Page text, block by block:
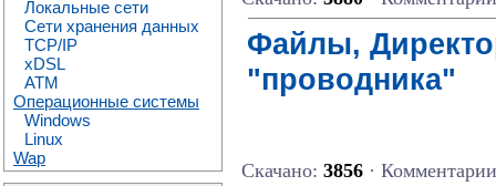
Локальные сети
Сети хранения данных
TCP/IP
xDSL
ATM
Операционные системы
Windows
Linux
Wap
Файлы,
"проводника"
Скачано: 3856 ·